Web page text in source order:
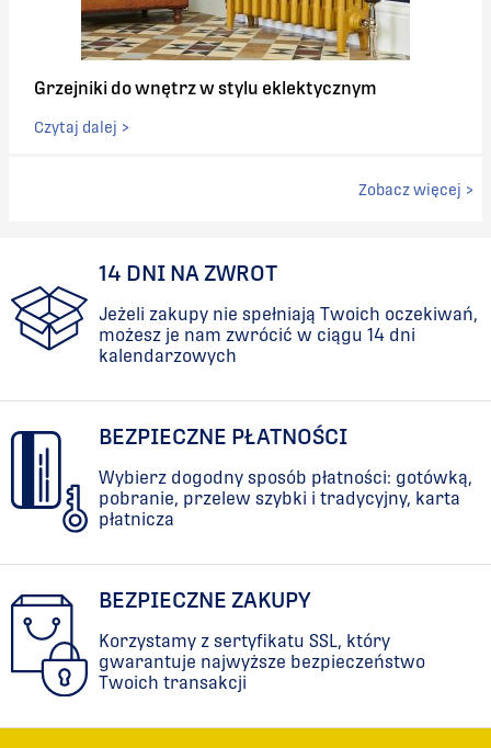
Grzejniki do wnętrz w stylu eklektycznym
Czytaj dalej >
Zobacz więcej >
14 DNI NA ZWROT
Jeżeli zakupy nie spełniają Twoich oczekiwań,
możesz je nam zwrócić w ciągu 14 dni
kalendarzowych
BEZPIECZNE PŁATNOŚCI
Wybierz dogodny sposób płatności: gotówką,
pobranie, przelew szybki i tradycyjny, karta
płatnicza
BEZPIECZNE ZAKUPY
Korzystamy z sertyfikatu SSL, który
gwarantuje najwyższe bezpieczeństwo
Twoich transakcji